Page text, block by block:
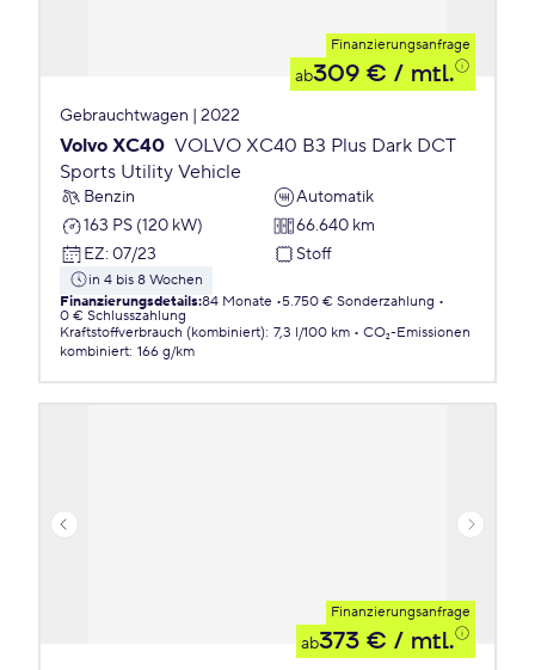
Finanzierungsanfrage
ab309 € / mtl.
Gebrauchtwagen | 2022
Volvo XC40 VOLVO XC40 B3 Plus Dark DCT
Sports Utility Vehicle
Benzin
Automatik
163 PS (120 kW)
66.640 km
EZ: 07/23 Stoff
in 4 bis 8 Wochen
Finanzierungsdetails:84 Monate 5.750 € Sonderzahlung
0 € Schlusszahlung
Kraftstoffverbrauch (kombiniert): 7,3 l/100 km
CO₂-Emissionen
kombiniert: 166 g/km
Finanzierungsanfrage
ab373 € / mtl.